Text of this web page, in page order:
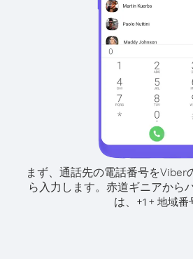
まず、通話先の電話番号をViber
ら入力します。 赤道ギニアから
は、 +1 + 地域番